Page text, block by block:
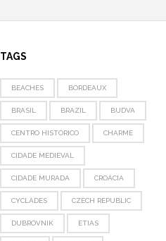
TAGS
BEACHES BORDEAUX
BRASIL BRAZIL BUDVA
CENTRO HISTÓRICO CHARME
CIDADE MEDIEVAL
CIDADE MURADA CROÁCIA
CYCLADES CZECH REPUBLIC
DUBROVNIK ETIAS